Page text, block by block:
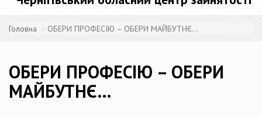
Головна ОБЕРИ ПРОФЕСІЮ – ОБЕРИ МАЙБУТНЄ…
ОБЕРИ ПРОФЕСІЮ – ОБЕРИ
МАЙБУТНЄ…